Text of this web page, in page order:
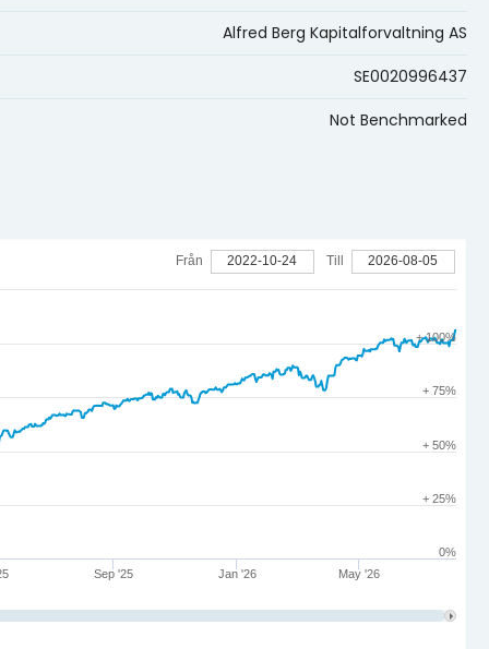
Alfred Berg Kapitalforvaltning AS
SE0020996437
Not Benchmarked
Sep '25 Jan '26 May '26
0%
+ 100%
+ 25%
+ 50%
+ 75%
Från 2022-10-24 Till 2026-08-05